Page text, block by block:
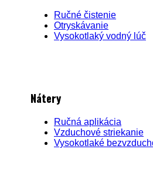
Ručné čistenie
Otryskávanie
Vysokotlaký vodný lúč
Nátery
Ručná aplikácia
Vzduchové striekanie
Vysokotlaké